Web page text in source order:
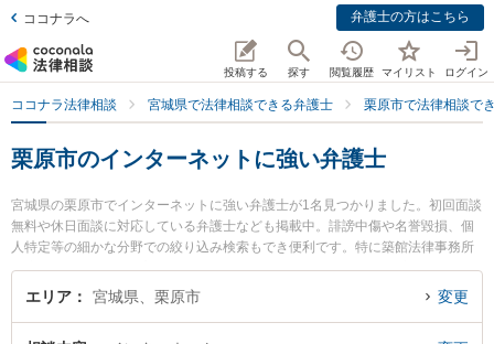
ココナラへ 弁護士の方はこちら
投稿する 探す 閲覧履歴 マイリスト ログイン
ココナラ法律相談 宮城県で法律相談できる弁護士 栗原市で法律相談で
栗原市のインターネットに強い弁護士
宮城県の栗原市でインターネットに強い弁護士が1名見つかりました。初回面談
無料や休日面談に対応している弁護士なども掲載中。誹謗中傷や名誉毀損、個
人特定等の細かな分野での絞り込み検索もでき便利です。特に築館法律事務所
の庄司 智弥弁護士のプロフィール情報や弁護士費用、強みなどが注目されてい
ます。『栗原市で土日や夜間に発生したインターネットのトラブルを今すぐに
エリア 宮城県、栗原市 変更